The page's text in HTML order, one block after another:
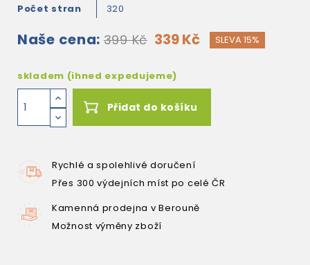
Počet stran
320
Naše cena: 399 Kč 339 Kč SLEVA 15%
skladem (ihned expedujeme)
Přidat do košíku
Rychlé a spolehlivé doručení
Přes 300 výdejních míst po celé ČR
Kamenná prodejna v Berouně
Možnost výměny zboží